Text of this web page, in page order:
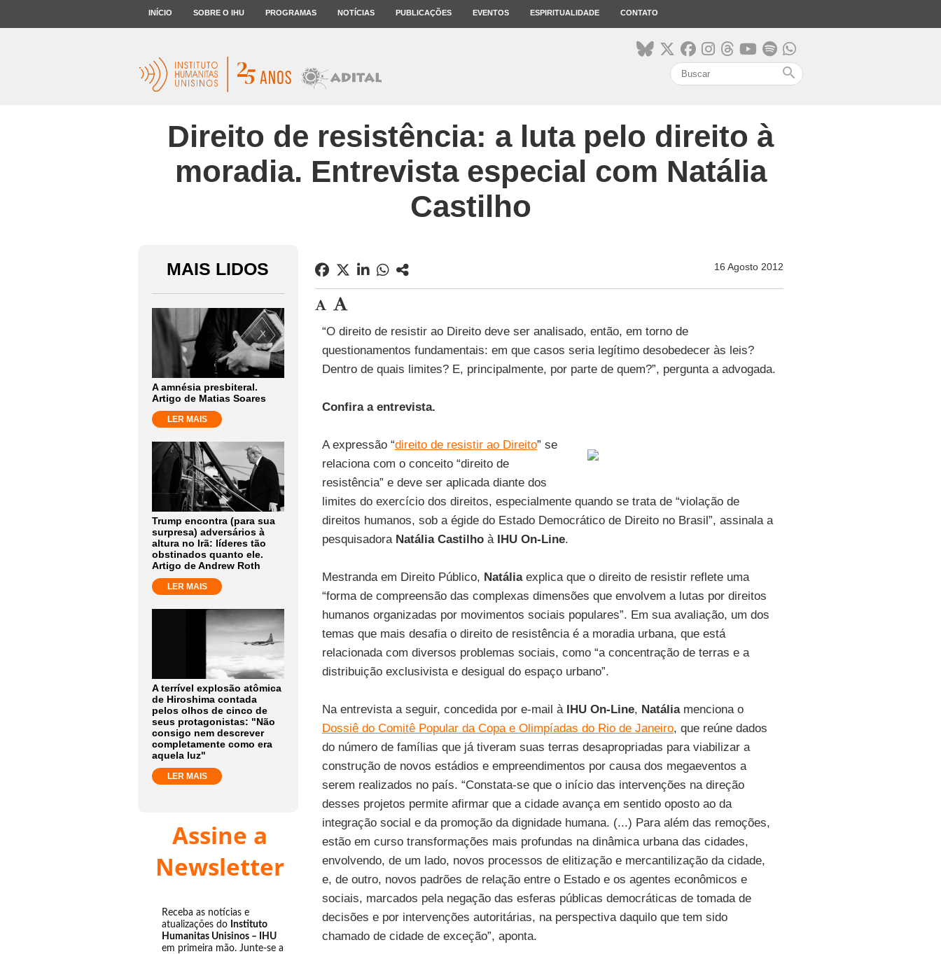
INÍCIO SOBRE O IHU PROGRAMAS NOTÍCIAS PUBLICAÇÕES EVENTOS ESPIRITUALIDADE CONTATO
search
Direito de resistência: a luta pelo direito à
moradia. Entrevista especial com Natália
Castilho
MAIS LIDOS
A amnésia presbiteral.
Artigo de Matias Soares
LER MAIS
Trump encontra (para sua
surpresa) adversários à
altura no Irã: líderes tão
obstinados quanto ele.
Artigo de Andrew Roth
LER MAIS
A terrível explosão atômica
de Hiroshima contada
pelos olhos de cinco de
seus protagonistas: "Não
consigo nem descrever
completamente como era
aquela luz"
LER MAIS
Assine a
Newsletter
Receba as notícias e
atualizações do Instituto
Humanitas Unisinos – IHU
em primeira mão. Junte-se a
16 Agosto 2012
“O direito de resistir ao Direito deve ser analisado, então, em torno de
questionamentos fundamentais: em que casos seria legítimo desobedecer às leis?
Dentro de quais limites? E, principalmente, por parte de quem?”, pergunta a advogada.
Confira a entrevista.
A expressão “direito de resistir ao Direito” se
relaciona com o conceito “direito de
resistência” e deve ser aplicada diante dos
limites do exercício dos direitos, especialmente quando se trata de “violação de
direitos humanos, sob a égide do Estado Democrático de Direito no Brasil”, assinala a
pesquisadora Natália Castilhoà IHU On-Line.
Mestranda em Direito Público, Natáliaexplica que o direito de resistir reflete uma
“forma de compreensão das complexas dimensões que envolvem a lutas por direitos
humanos organizadas por movimentos sociais populares”. Em sua avaliação, um dos
temas que mais desafia o direito de resistência é a moradia urbana, que está
relacionada com diversos problemas sociais, como “a concentração de terras e a
distribuição exclusivista e desigual do espaço urbano”.
Na entrevista a seguir, concedida por e-mail à IHU On-Line, Natáliamenciona o
Dossiê do Comitê Popular da Copa e Olimpíadas do Rio de Janeiro, que reúne dados
do número de famílias que já tiveram suas terras desapropriadas para viabilizar a
construção de novos estádios e empreendimentos por causa dos megaeventos a
serem realizados no país. “Constata-se que o início das intervenções na direção
desses projetos permite afirmar que a cidade avança em sentido oposto ao da
integração social e da promoção da dignidade humana. (...) Para além das remoções,
estão em curso transformações mais profundas na dinâmica urbana das cidades,
envolvendo, de um lado, novos processos de elitização e mercantilização da cidade,
e, de outro, novos padrões de relação entre o Estado e os agentes econômicos e
sociais, marcados pela negação das esferas públicas democráticas de tomada de
decisões e por intervenções autoritárias, na perspectiva daquilo que tem sido
chamado de cidade de exceção”, aponta.